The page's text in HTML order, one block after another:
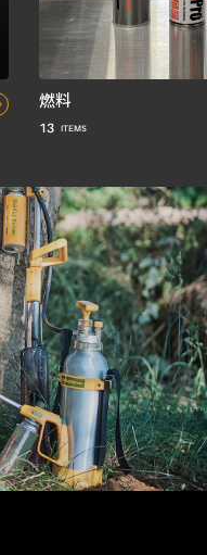
燃料
13